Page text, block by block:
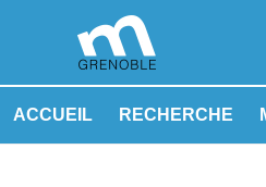
ACCUEIL RECHERCHE